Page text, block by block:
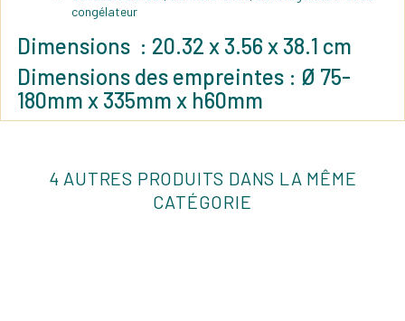
congélateur
Dimensions : ‎20.32 x 3.56 x 38.1 cm
Dimensions des empreintes : Ø 75-
180mm x 335mm x h60mm
4 AUTRES PRODUITS DANS LA MÊME
CATÉGORIE